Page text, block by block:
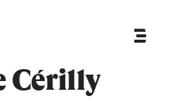
Cérilly